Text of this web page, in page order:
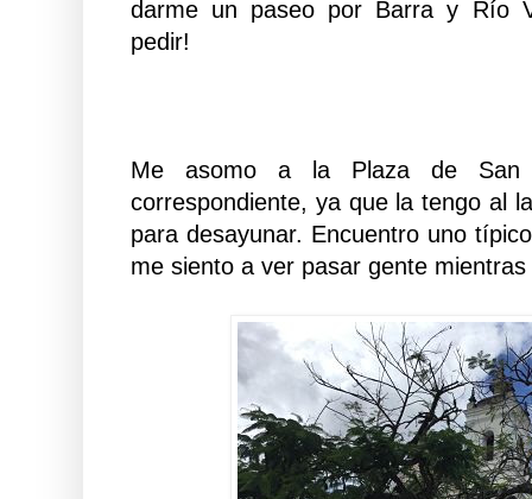
darme un paseo por Barra y Río
pedir!
Me asomo a la Plaza de San
correspondiente, ya que la tengo al
para desayunar. Encuentro uno
me siento a ver pasar gente